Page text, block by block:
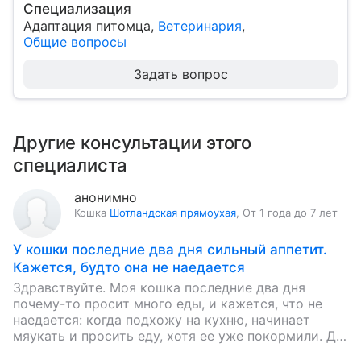
Специализация
Адаптация питомца, Ветеринария,
Общие вопросы
Задать вопрос
Другие консультации этого
специалиста
анонимно
Кошка Шотландская прямоухая От 1 года до 7 лет
У кошки последние два дня сильный аппетит.
Кажется, будто она не наедается
Здравствуйте. Моя кошка последние два дня
почему-то просит много еды, и кажется, что не
наедается: когда подхожу на кухню, начинает
мяукать и просить еду, хотя ее уже покормили. До